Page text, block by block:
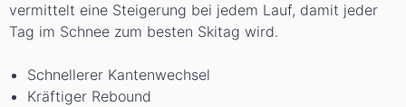
vermittelt eine Steigerung bei jedem Lauf, damit jeder
Tag im Schnee zum besten Skitag wird.
Schnellerer Kantenwechsel
Kräftiger Rebound